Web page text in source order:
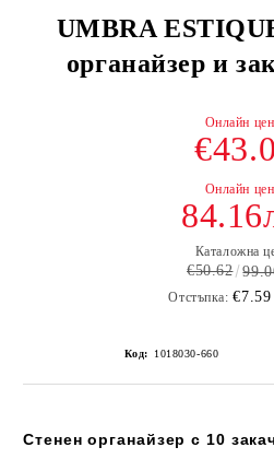
UMBRA
органайзер и
Каталожна
€50.62
Отстъпка:
Код: 1018030-660
Стенен органайзер с 10